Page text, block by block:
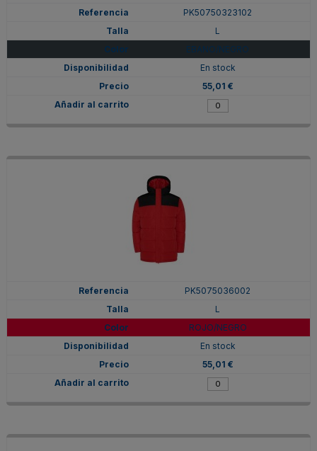
PK50750323102
L
EBANO/NEGRO
En stock
55,01 €
PK5075036002
L
ROJO/NEGRO
En stock
55,01 €